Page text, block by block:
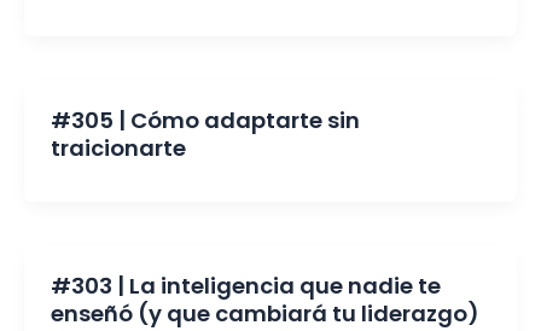
#305 | Cómo adaptarte sin
traicionarte
#303 | La inteligencia que nadie te
enseñó (y que cambiará tu liderazgo)